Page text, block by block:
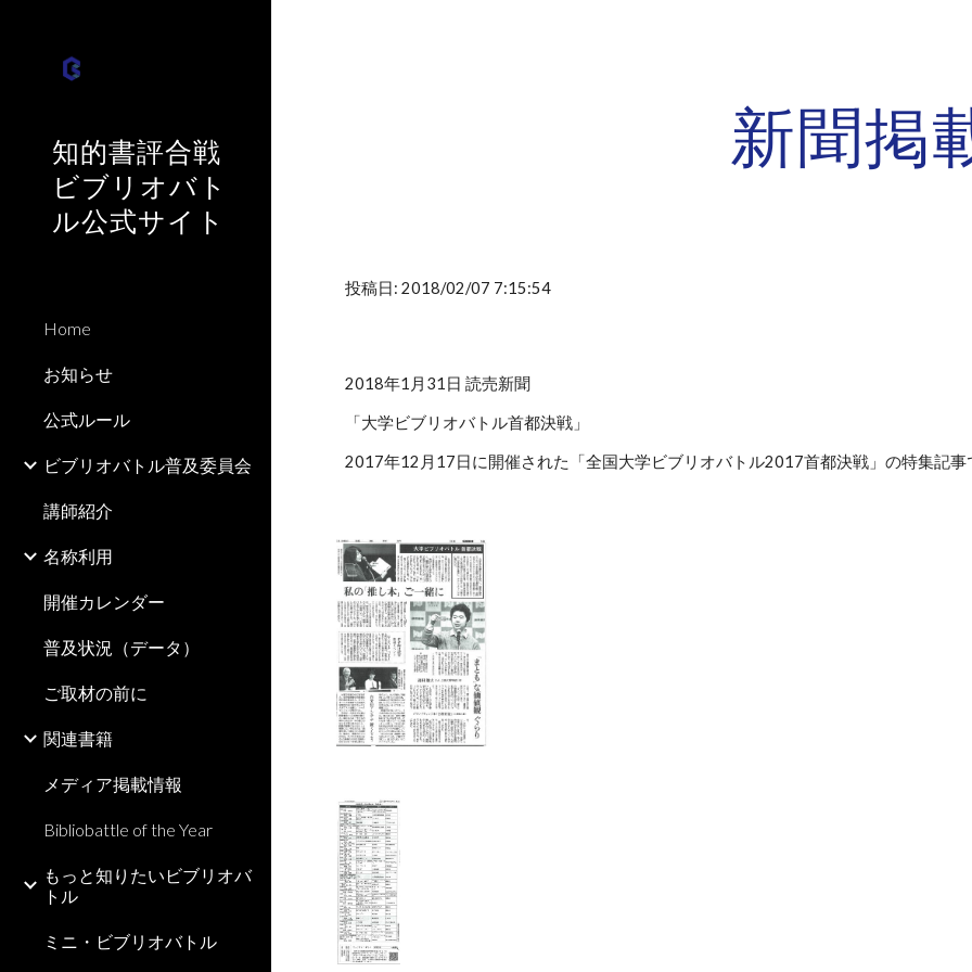
知的書評合戦
ビブリオバト
ル公式サイト
Home
お知らせ
公式ルール
ビブリオバトル普及委員会
講師紹介
名称利用
開催カレンダー
普及状況（データ）
ご取材の前に
関連書籍
メディア掲載情報
Bibliobattle of the Year
もっと知りたいビブリオバ
トル
ミニ・ビブリオバトル
新聞掲
投稿日: 2018/02/07 7:15:54
2018年1月31日 読売新聞
「大学ビブリオバトル首都決戦」
2017年12月17日に開催された「全国大学ビブリオバトル2017首都決戦」の特集記事